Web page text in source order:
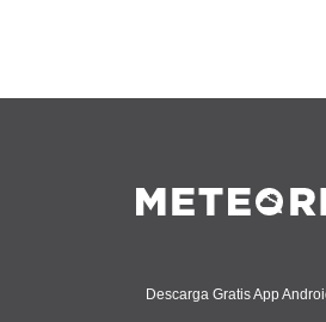
Descarga Gratis App